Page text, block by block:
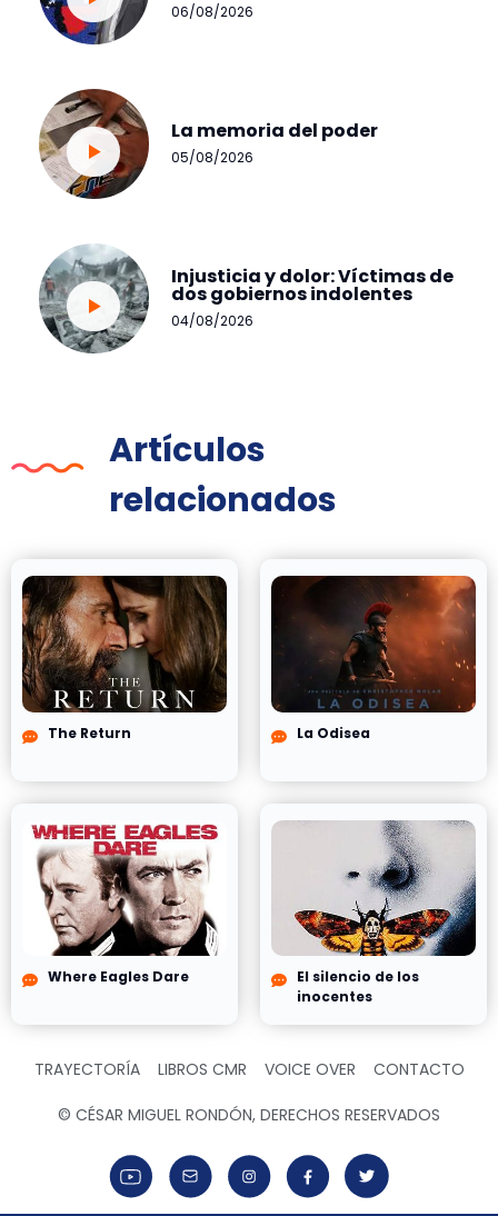
06/08/2026
La memoria del poder
05/08/2026
Injusticia y dolor: Víctimas de
dos gobiernos indolentes
04/08/2026
Artículos
relacionados
The Return La Odisea
Where Eagles Dare
El silencio de los
inocentes
TRAYECTORÍA LIBROS CMR VOICE OVER CONTACTO
© CÉSAR MIGUEL RONDÓN, DERECHOS RESERVADOS